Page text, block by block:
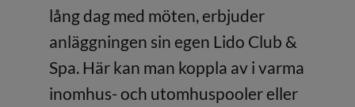
lång dag med möten, erbjuder
anläggningen sin egen Lido Club &
Spa. Här kan man koppla av i varma
inomhus- och utomhuspooler eller